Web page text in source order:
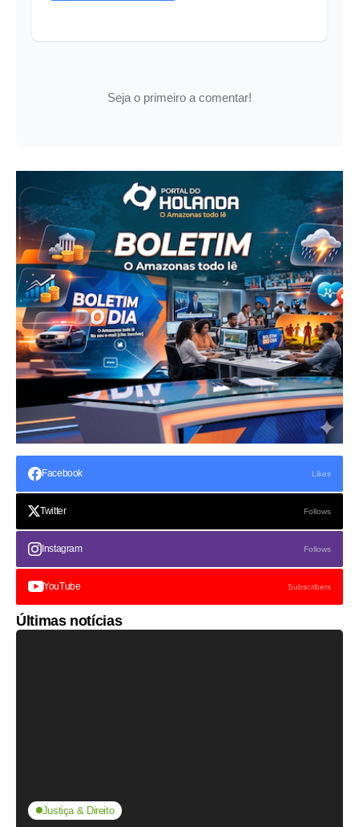
Seja o primeiro a comentar!
Facebook Likes
Twitter Follows
Instagram Follows
YouTube Subscribers
Últimas notícias
Justiça & Direito